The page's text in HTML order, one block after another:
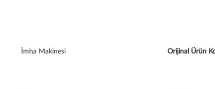
İmha Makinesi Orijinal Ürün